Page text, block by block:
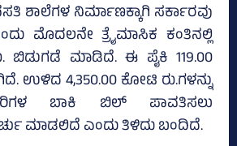
ಶಾಲೆಗಳ ನಿರ್ಮಾಣಕ್ಕಾಗಿ ಸರ್ಕಾರವು
ಮೊದಲನೇ ತ್ರೈಮಾಸಿಕ ಕಂತಿನಲ್ಲಿ
ಬಿಡುಗಡೆ ಮಾಡಿದೆ. ಈ ಪೈಕಿ 119.00
ಉಳಿದ 4,350.00 ಕೋಟಿ ರು.ಗಳನ್ನು
ಬಾಕಿ ಬಿಲ್‌ ಪಾವತಿಸಲು
ಮಾಡಲಿದೆ ಎಂದು ತಿಳಿದು ಬಂದಿದೆ.